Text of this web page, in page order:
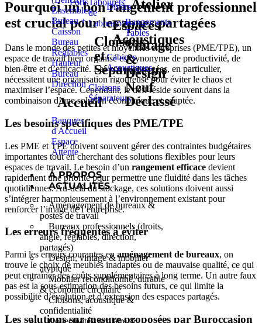
Ensembles
Bureau +
Caisson
Bureau
Réglables
Hauteur
Bureau
Direction
Accueil
Banques
d'Accueil
Espace
Attente
FortsTabourets
de
Laboratoire
Cloisons
et
Séparateurs
Cloisons
Séparateurs
Divers
Espaces
Acoustiques
Cabines
Acoustiques
Atelier
Rangements
Tables
Vintage
&
Design
Neuf
Déclassé
À PROPOS
ACTUALITÉS
Aménagement de bureaux &
postes de travail
Bureaux professionnels (droits,
angle, réglables, direction,
partagés)
Design, vintage & mobilier
atypique
Mobilier reconditionné, durable
& économie circulaire
Cloisons, acoustique &
confidentialité
Collectivités, scolaire &
Pourquoi un bonrangement professionnel
est crucial pour les zones partagées
Dans le monde des petites et moyennes entreprises (PME/TPE), un
espace de travail bien organisé est synonyme de productivité, de
bien-être et d’efficacité. Les zones partagées, en particulier,
nécessitent une organisation rigoureuse pour éviter le chaos et
maximiser l’espace. Cependant, le défi réside souvent dans la
combinaison d’une solution économique et adaptée.
Les besoins spécifiques des PME/TPE
Les PME et TPE doivent souvent gérer des contraintes budgétaires
importantes tout en cherchant des solutions flexibles pour leurs
espaces de travail. Le besoin d’un rangement efficace devient
rapidement une priorité pour permettre une fluidité dans les tâches
quotidiennes. Au-delà du stockage, ces solutions doivent aussi
s’intégrer harmonieusement à l’environnement existant pour
renforcer l’image de l’entreprise.
Les erreurs fréquentes à éviter
Parmi les erreurs courantes en aménagement de bureaux, on
trouve le choix de meubles inadaptés ou de mauvaise qualité, ce qui
peut entraîner des coûts supplémentaires à long terme. Un autre faux
pas est la sous-estimation des besoins futurs, ce qui limite la
possibilité d’évolution et d’extension des espaces partagés.
Les solutions sur mesure proposées par Buroccasion